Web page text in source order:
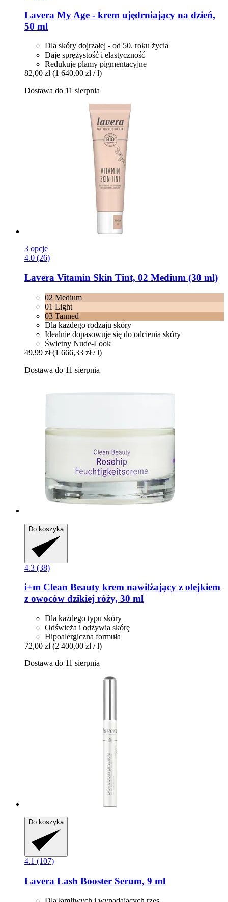
Lavera My Age -​ krem ujędrniający na dzień,
50 ml
Dla skóry dojrzałej - od 50. roku życia
Daje sprężystość i elastyczność
Redukuje plamy pigmentacyjne
82,00 zł (1 640,00 zł / l)
Dostawa do 11 sierpnia
3 opcje
4.0 (26)
Lavera Vitamin Skin Tint, 02 Medium (30 ml)
02 Medium
01 Light
03 Tanned
Dla każdego rodzaju skóry
Idealnie dopasowuje się do odcienia skóry
Świetny Nude-Look
49,99 zł (1 666,33 zł / l)
Dostawa do 11 sierpnia
Do koszyka
4.3 (38)
i+m Clean Beauty krem nawilżający z olejkiem
z owoców dzikiej róży, 30 ml
Dla każdego typu skóry
Odświeża i odżywia skórę
Hipoalergiczna formuła
72,00 zł (2 400,00 zł / l)
Dostawa do 11 sierpnia
Do koszyka
4.1 (107)
Lavera Lash Booster Serum, 9 ml